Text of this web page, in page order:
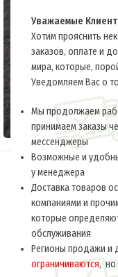
Уважаемые
Хотим прояснить
заказов, оплате и
мира, которые,
Уведомляем Вас о
Мы продолжаем
принимаем заказы
мессенджеры
Возможные и
у менеджера
Доставка товаров
компаниями и
которые
обслуживания
Регионы продажи и
ограничиваются, но
Главная Ведомства
Эмблемы рода
(войска связи
других родах
10.0 за пару